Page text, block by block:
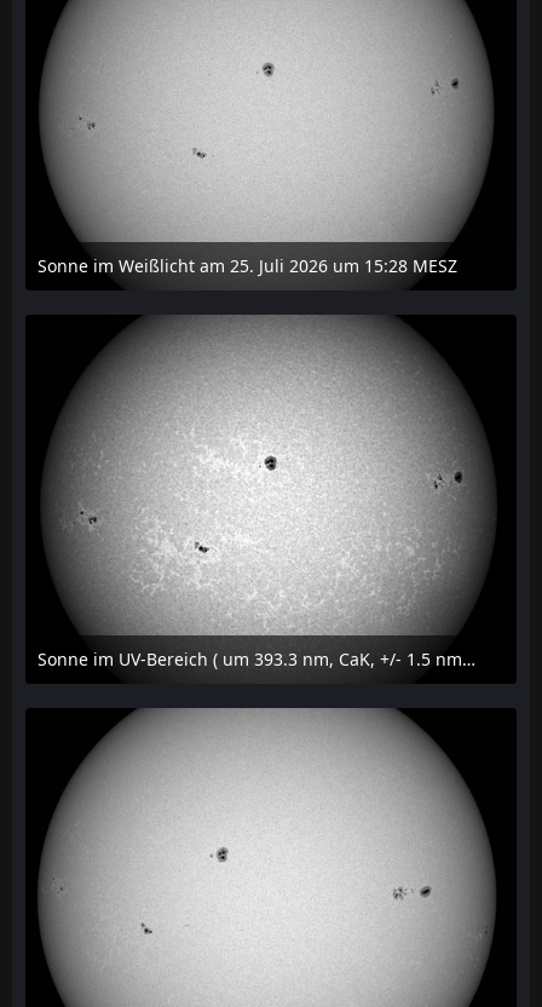
Sonne im Weißlicht am 25. Juli 2026 um 15:28 MESZ
27. Juli 2026 um 21:15
Sonne im UV-Bereich ( um 393.3 nm, CaK, +/- 1.5 nm) am 25. Juli 2026 um 15:32 MESZ
27. Juli 2026 um 20:32